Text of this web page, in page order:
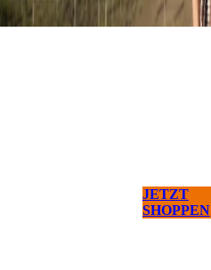
JETZT
SHOPPEN